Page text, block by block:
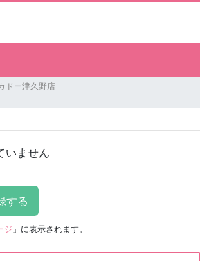
ドー津久野店
いません
ジ 」に表示されます。